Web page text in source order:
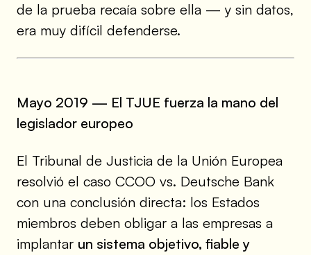
de la prueba recaía sobre ella — y sin datos,
era muy difícil defenderse.
Mayo 2019 — El TJUE fuerza la mano del
legislador europeo
El Tribunal de Justicia de la Unión Europea
resolvió el caso CCOO vs. Deutsche Bank
con una conclusión directa: los Estados
miembros deben obligar a las empresas a
implantar un sistema objetivo, fiable y